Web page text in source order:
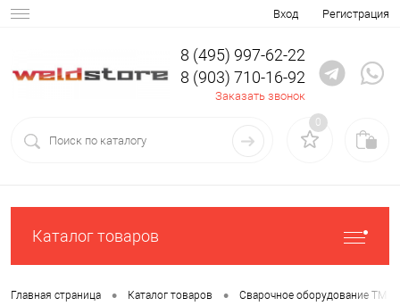
Вход Регистрация
8 (495) 997-62-22
8 (903) 710-16-92
Заказать звонок
0
Каталог товаров
Главная страница • Каталог товаров • Сварочное оборудование ТМ